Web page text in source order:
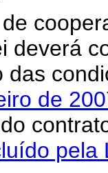
deverá
das
de
pela